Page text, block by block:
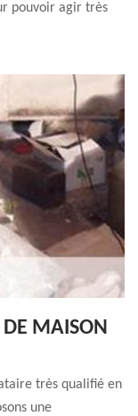
pouvoir agir très
DE MAISON
très qualifié en
une